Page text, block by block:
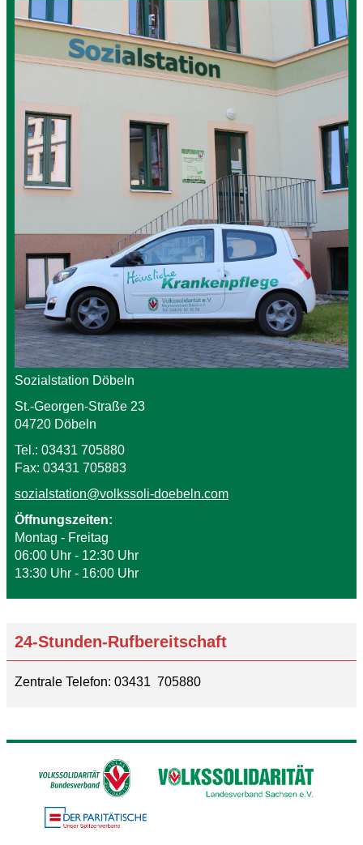
Sozialstation Döbeln
St.-Georgen-Straße 23
04720 Döbeln
Tel.: 03431 705880
Fax: 03431 705883
sozialstation@volkssoli-doebeln.com
Öffnungszeiten:
Montag - Freitag
06:00 Uhr - 12:30 Uhr
13:30 Uhr - 16:00 Uhr
24-Stunden-Rufbereitschaft
Zentrale Telefon: 03431 705880